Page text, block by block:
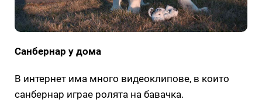
Санбернар у дома
В интернет има много видеоклипове, в които
санбернар играе ролята на бавачка.